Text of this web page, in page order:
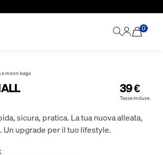
0
e moon bags
39 €
Tasse incluse.
sicura, pratica. La tua nuova alleata,
Un upgrade per il tuo lifestyle.